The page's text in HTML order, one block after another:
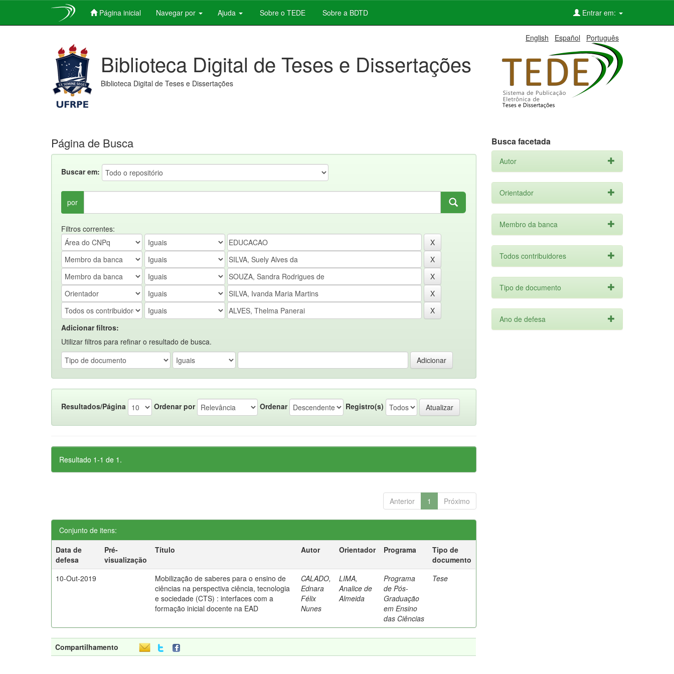
Página inicial Navegar por Ajuda Sobre o TEDE Sobre a BDTD Entrar em:
English Español Português
Biblioteca Digital de Teses e Dissertações
Biblioteca Digital de Teses e Dissertações
Página de Busca
Buscar em:
por
Filtros correntes:
Adicionar filtros:
Utilizar filtros para refinar o resultado de busca.
Resultados/Página Ordenar por Ordenar Registro(s)
Resultado 1-1 de 1.
Anterior 1 Próximo
Conjunto de itens:
Data de
defesa
Pré-
visualização
Título Autor Orientador Programa
Tipo de
documento
10-Out-2019
Mobilização de saberes para o ensino de
ciências na perspectiva ciência, tecnologia
e sociedade (CTS) : interfaces com a
formação inicial docente na EAD
CALADO,
Ednara
Félix
Nunes
LIMA,
Analice de
Almeida
Programa
de Pós-
Graduação
em Ensino
das Ciências
Tese
Compartilhamento
Busca facetada
Autor
Orientador
Membro da banca
Todos contribuidores
Tipo de documento
Ano de defesa